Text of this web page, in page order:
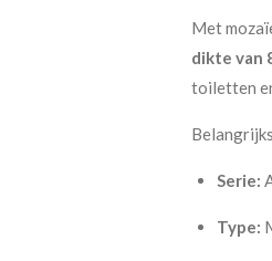
Met
dikte van
toiletten
Serie:
Type: